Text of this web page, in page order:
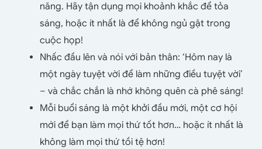
năng. Hãy tận dụng mọi khoảnh khắc để tỏa
sáng, hoặc ít nhất là để không ngủ gật trong
cuộc họp!
Nhấc đầu lên và nói với bản thân: ‘Hôm nay là
một ngày tuyệt vời để làm những điều tuyệt vời’
– và chắc chắn là nhớ không quên cà phê sáng!
Mỗi buổi sáng là một khởi đầu mới, một cơ hội
mới để bạn làm mọi thứ tốt hơn… hoặc ít nhất là
không làm mọi thứ tồi tệ hơn!